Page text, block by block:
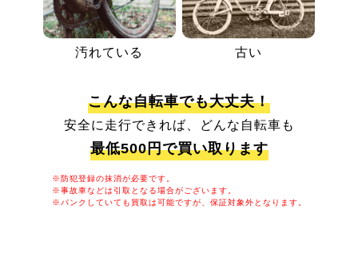
汚れている 古い
こんな自転車でも大丈夫！
安全に走行できれば、どんな自転車も
最低500円で買い取ります
※防犯登録の抹消が必要です。
※事故車などは引取となる場合がございます。
※パンクしていても買取は可能ですが、保証対象外となります。